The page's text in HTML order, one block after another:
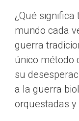
¿Qué significa
mundo cada
guerra
único método
su
a la guerra
orquestadas y